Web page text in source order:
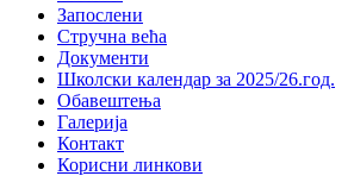
Запослени
Стручна већа
Документи
Школски календар за 2025/26.год.
Обавештења
Галерија
Контакт
Корисни линкови